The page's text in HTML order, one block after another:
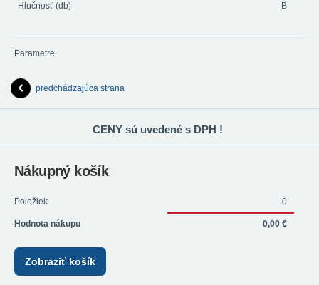
Hlučnosť (db) B
Parametre
predchádzajúca strana
CENY sú uvedené s DPH !
Nákupný košík
Položiek 0
Hodnota nákupu 0,00 €
Zobraziť košík